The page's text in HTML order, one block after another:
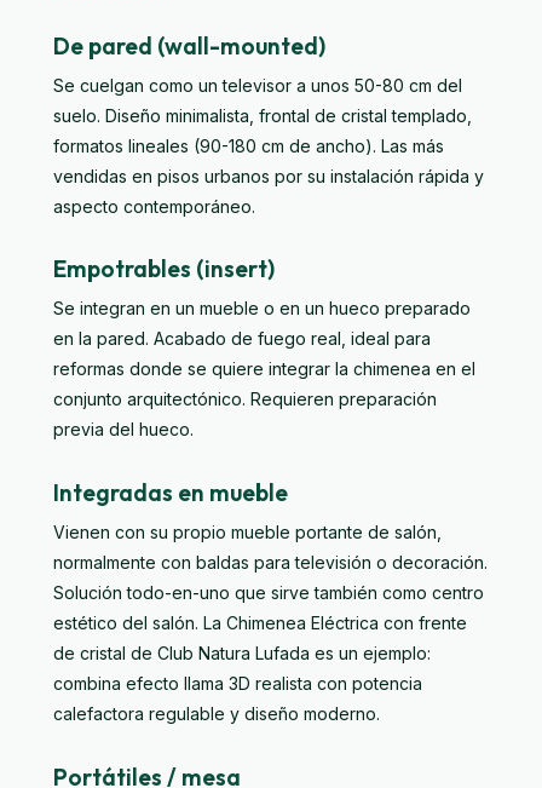
De pared (wall-mounted)
Se cuelgan como un televisor a unos 50-80 cm del
suelo. Diseño minimalista, frontal de cristal templado,
formatos lineales (90-180 cm de ancho). Las más
vendidas en pisos urbanos por su instalación rápida y
aspecto contemporáneo.
Empotrables (insert)
Se integran en un mueble o en un hueco preparado
en la pared. Acabado de fuego real, ideal para
reformas donde se quiere integrar la chimenea en el
conjunto arquitectónico. Requieren preparación
previa del hueco.
Integradas en mueble
Vienen con su propio mueble portante de salón,
normalmente con baldas para televisión o decoración.
Solución todo-en-uno que sirve también como centro
estético del salón. La Chimenea Eléctrica con frente
de cristal de Club Natura Lufada es un ejemplo:
combina efecto llama 3D realista con potencia
calefactora regulable y diseño moderno.
Portátiles / mesa